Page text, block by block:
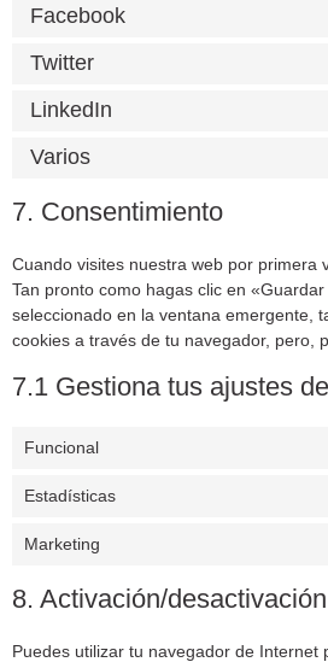
Facebook
Twitter
LinkedIn
Varios
7. Consentimiento
Cuando visites nuestra web por primera
Tan pronto como hagas clic en
seleccionado en la ventana emergente,
cookies a través de tu navegador, pero,
7.1 Gestiona tus ajustes
Funcional
Estadísticas
Marketing
8. Activación/
Puedes utilizar tu navegador de